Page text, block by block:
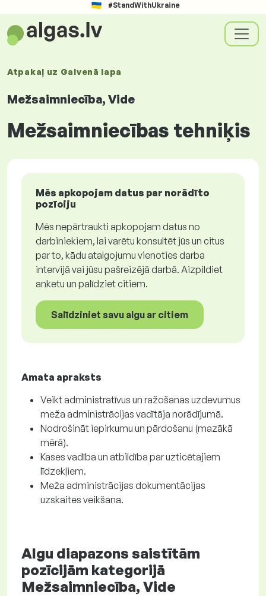
#StandWithUkraine
Atpakaļ uz Galvenā lapa
Mežsaimniecība, Vide
Mežsaimniecības tehniķis
Mēs apkopojam datus par norādīto
pozīciju
Mēs nepārtraukti apkopojam datus no
darbiniekiem, lai varētu konsultēt jūs un citus
par to, kādu atalgojumu vienoties darba
intervijā vai jūsu pašreizējā darbā. Aizpildiet
anketu un palīdziet citiem.
Salīdziniet savu algu ar citiem
Amata apraksts
Veikt administratīvus un ražošanas uzdevumus
meža administrācijas vadītāja norādījumā.
Nodrošināt iepirkumu un pārdošanu (mazākā
mērā).
Kases vadība un atbildība par uzticētajiem
līdzekļiem.
Meža administrācijas dokumentācijas
uzskaites veikšana.
Algu diapazons saistītām
pozīcijām kategorijā
Mežsaimniecība, Vide